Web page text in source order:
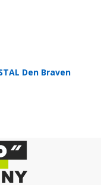
Den Braven